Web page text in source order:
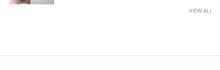
VIEW ALL